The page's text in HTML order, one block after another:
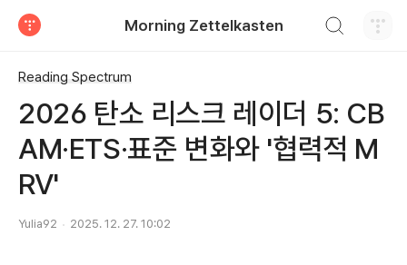
Morning Zettelkasten
Reading Spectrum
2026 탄소 리스크 레이더 5: CB
AM·ETS·표준 변화와 '협력적 M
RV'
Yulia92 2025. 12. 27. 10:02